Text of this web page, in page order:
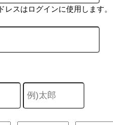
スはログインに使用します。